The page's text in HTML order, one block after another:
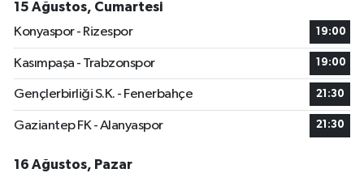
15 Ağustos, Cumartesi
Konyaspor - Rizespor
19:00
Kasımpaşa - Trabzonspor 19:00
Gençlerbirliği S.K. - Fenerbahçe 21:30
Gaziantep FK - Alanyaspor 21:30
16 Ağustos, Pazar